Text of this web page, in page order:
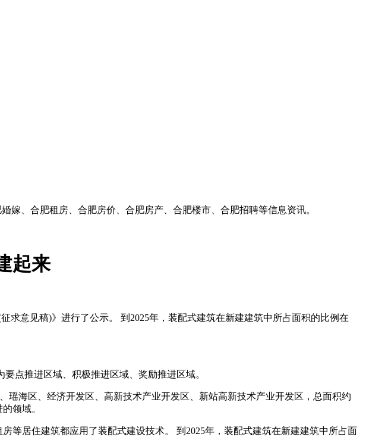
嫁、合肥租房、合肥房价、合肥房产、合肥楼市、合肥招聘等信息资讯。
起来
求意见稿)》进行了公示。 到2025年，装配式建筑在新建建筑中所占面积的比例在
点推进区域、积极推进区域、奖励推进区域。
海区、经济开发区、高新技术产业开发区、新站高新技术产业开发区，总面积约
领域。
等居住建筑都应用了装配式建设技术。 到2025年，装配式建筑在新建建筑中所占面